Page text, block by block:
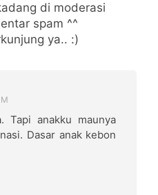
di moderasi
spam ^^
ya.. :)
Tapi anakku maunya
Dasar anak kebon